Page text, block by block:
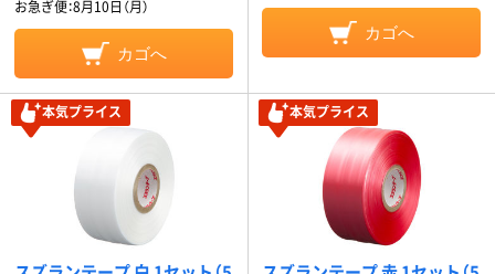
お急ぎ便：8月10日（月）
カゴへ
カゴへ
本気プライス 本気プライス